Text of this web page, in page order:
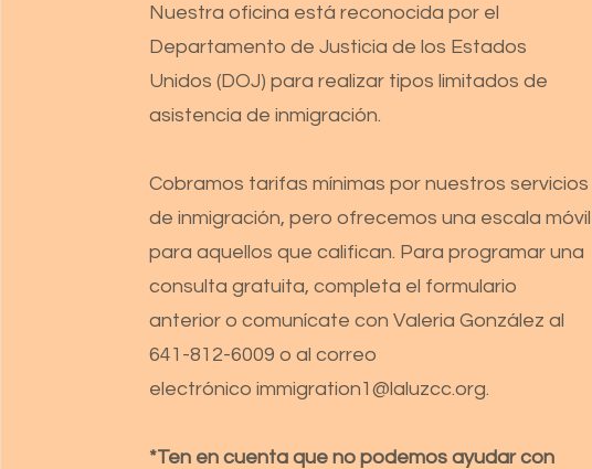
Nuestra oficina está reconocida por el
Departamento de Justicia de los Estados
Unidos (DOJ) para realizar tipos limitados de
asistencia de inmigración.
Cobramos tarifas mínimas por nuestros servicios
de inmigración, pero ofrecemos una escala móvil
para aquellos que califican. Para programar una
consulta gratuita, completa el formulario
anterior o comunícate con Valeria González al
641-812-6009 o al correo
electrónicoimmigration1@laluzcc.org.
*Ten en cuenta que no podemos ayudar con